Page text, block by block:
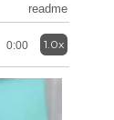
readme
0:00 1.0x